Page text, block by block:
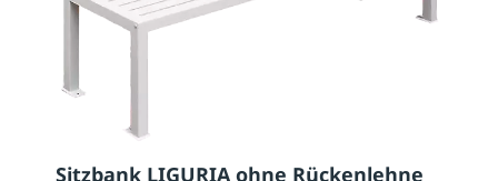
Sitzbank LIGURIA ohne Rückenlehne